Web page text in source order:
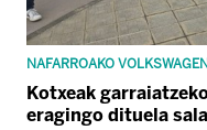
NAFARROAKO
Kotxeak
eragingo dituela